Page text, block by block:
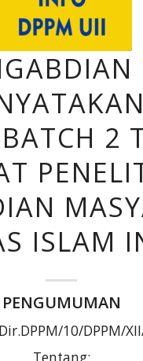
2
ISLAM
PENGUMUMAN
10/DPPM/